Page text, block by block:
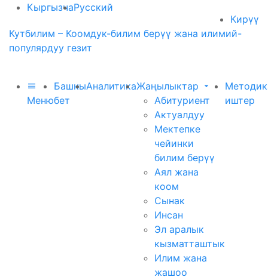
КыргызчаРусский
Кирүү
Кутбилим – Коомдук-билим берүү жана илимий-
популярдуу гезит
Меню
Башкы
бет
АналитикаЖаңылыктар
Абитуриент
Актуалдуу
Мектепке
чейинки
билим берүү
Аял жана
коом
Сынак
Инсан
Эл аралык
кызматташтык
Илим жана
жашоо
иштер